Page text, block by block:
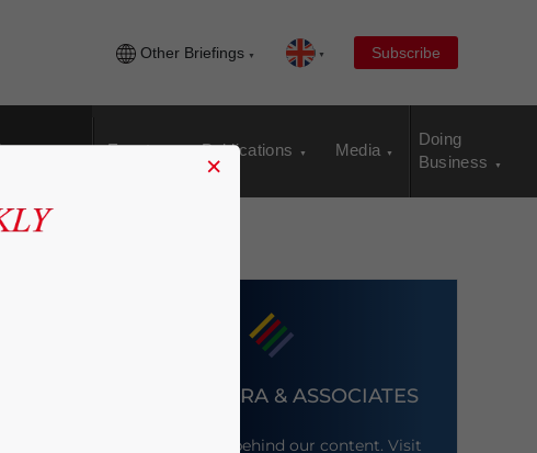
Other Briefings Subscribe
Events Publications Media
Doing
Business
DEZAN SHIRA & ASSOCIATES
Meet the firm behind our content. Visit
×